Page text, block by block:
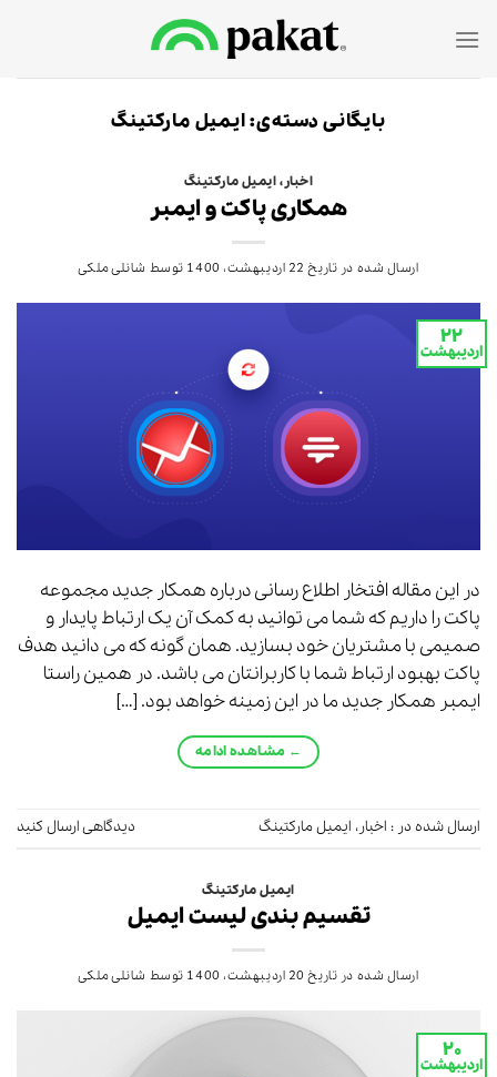
بایگانی دسته‌ی:ایمیل مارکتینگ
اخبار،ایمیل مارکتینگ
همکاری پاکت و ایمبر
ارسال شده در تاریخ 22 اردیبهشت، 1400 توسط شانلی ملکی
۲۲
اردیبهشت
در این مقاله افتخار اطلاع رسانی درباره همکار جدید مجموعه
پاکت را داریم که شما می توانید به کمک آن یک ارتباط پایدار و
صمیمی با مشتریان خود بسازید. همان گونه که می دانید هدف
پاکت بهبود ارتباط شما با کاربرانتان می باشد. در همین راستا
ایمبر همکار جدید ما در این زمینه خواهد بود. […]
← مشاهده ادامه
ارسال شده در : اخبار، ایمیل مارکتینگ دیدگاهی ارسال کنید
ایمیل مارکتینگ
تقسیم بندی لیست ایمیل
ارسال شده در تاریخ 20 اردیبهشت، 1400 توسط شانلی ملکی
۲۰
اردیبهشت